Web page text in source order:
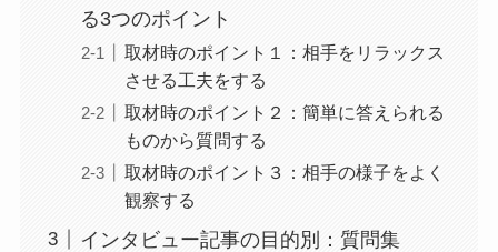
る3つのポイント
取材時のポイント１：相手をリラックス
させる工夫をする
取材時のポイント２：簡単に答えられる
ものから質問する
取材時のポイント３：相手の様子をよく
観察する
インタビュー記事の目的別：質問集